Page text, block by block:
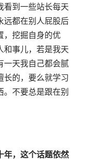
看到一些站长每天
远都在别人屁股后
，挖掘自身的优
和事儿，若是我天
一天我自己都会腻
长的，要么就学习
不要总是跟在别
年，这个话题依然